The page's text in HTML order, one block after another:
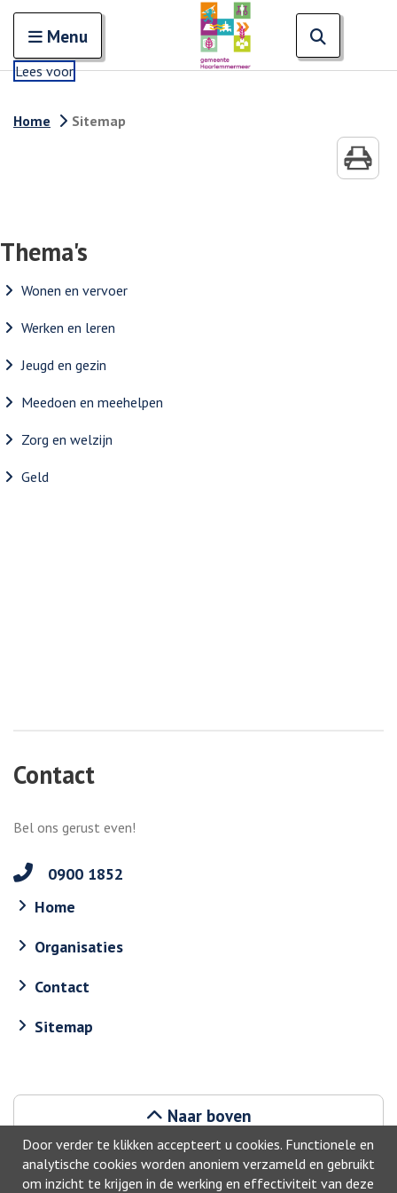
Door verder te klikken accepteert u cookies. Functionele en
analytische cookies worden anoniem verzameld en gebruikt
om inzicht te krijgen in de werking en effectiviteit van deze
Open en sluit het
Menu
Lees voor
Home Sitemap
Thema's
Wonen en vervoer
Werken en leren
Jeugd en gezin
Meedoen en meehelpen
Zorg en welzijn
Geld
Contact
Bel ons gerust even!
0900 1852
Home
Organisaties
Contact
Sitemap
Naar boven